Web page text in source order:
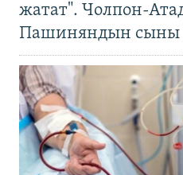
жатат". Чолпон-
Пашиняндын сыны